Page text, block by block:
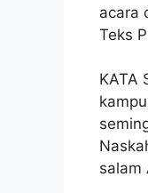
acara
Teks
KATA
salam